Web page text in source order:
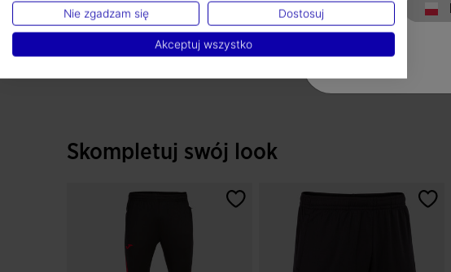
Skompletuj swój look
Nie zgadzam się Dostosuj
Akceptuj wszystko